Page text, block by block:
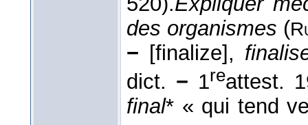
des organismes (
− [finalize],
dict. − 1reattest.
final* « qui tend